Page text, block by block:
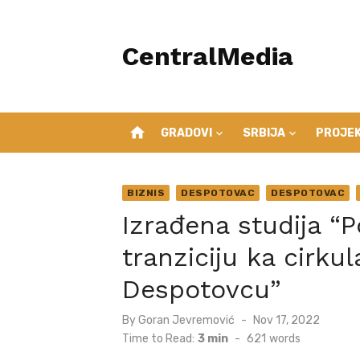
CentralMedia
home GRADOVI SRBIJA
BIZNIS DESPOTOVAC DESPOTOVAC
Izrađena studija
tranziciju ka
Despotovcu”
ByGoran Jevremović
Posted
on
Nov 17, 2022
Time to Read: 3 min - 621 words